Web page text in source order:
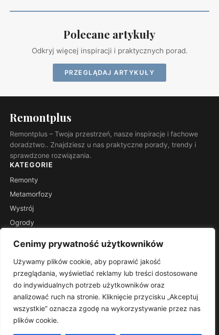
Cenimy prywatność użytkowników
Używamy plików cookie, aby poprawić jakość
przeglądania, wyświetlać reklamy lub treści dostosowane
do indywidualnych potrzeb użytkowników oraz
analizować ruch na stronie. Kliknięcie przycisku „Akceptuj
wszystkie” oznacza zgodę na wykorzystywanie przez nas
plików cookie.
Polecane artykuły
Odkryj więcej inspiracji i praktycznych porad.
PRZEGLĄDAJ ARTYKUŁY
Remontplus
Remontplus – Twoja przestrzeń, nasze inspiracje i fachowe
doradztwo.. Znajdziesz u nas praktyczne porady, trendy i
sprawdzone rozwiązania.
KATEGORIE
Remonty
Metamorfozy
Wystrój
Ogrody
INFORMACJE
Kontakt
Mapa witryny
Polityka prywatności
RSS